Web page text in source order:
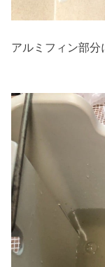
アルミフィン部分